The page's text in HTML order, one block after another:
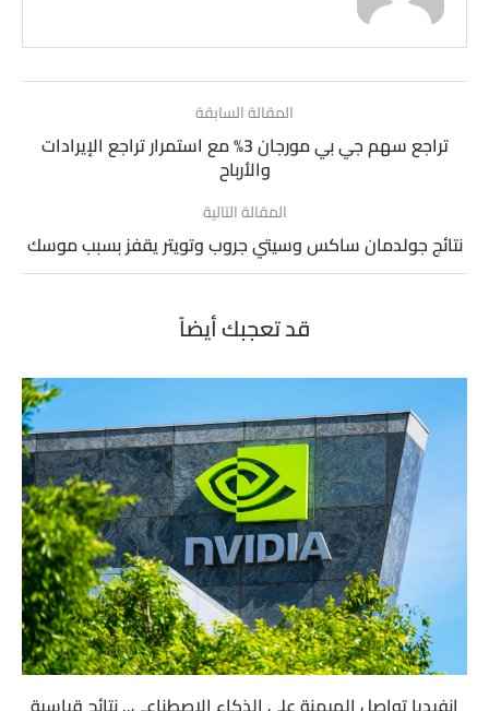
المقالة السابقة
تراجع سهم جي بي مورجان 3% مع استمرار تراجع الإيرادات
والأرباح
المقالة التالية
نتائج جولدمان ساكس وسيتي جروب وتويتر يقفز بسبب موسك
قد تعجبك أيضاً